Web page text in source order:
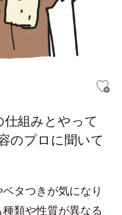
組みとやって
のプロに聞いて
タつきが気になり
類や性質が異なる